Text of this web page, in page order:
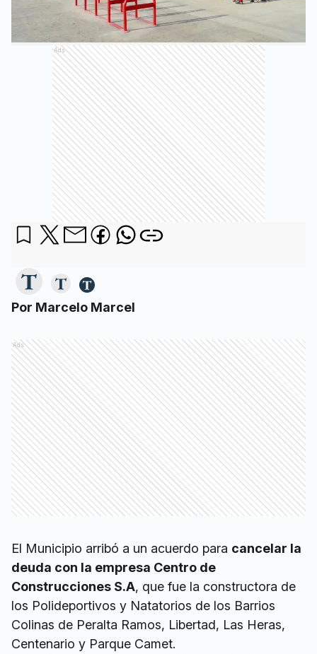
Ads
Por Marcelo Marcel
Ads
El Municipio arribó a un acuerdo para cancelar la
deuda con la empresa Centro de
Construcciones S.A, que fue la constructora de
los Polideportivos y Natatorios de los Barrios
Colinas de Peralta Ramos, Libertad, Las Heras,
Centenario y Parque Camet.